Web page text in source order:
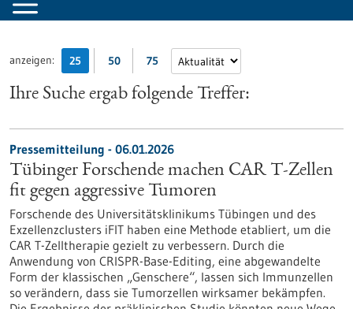
anzeigen: 25 50 75
Ihre Suche ergab folgende Treffer:
Pressemitteilung - 06.01.2026
Tübinger Forschende machen CAR T-Zellen
fit gegen aggressive Tumoren
Forschende des Universitätsklinikums Tübingen und des
Exzellenzclusters iFIT haben eine Methode etabliert, um die
CAR T-Zelltherapie gezielt zu verbessern. Durch die
Anwendung von CRISPR-Base-Editing, eine abgewandelte
Form der klassischen „Genschere“, lassen sich Immunzellen
so verändern, dass sie Tumorzellen wirksamer bekämpfen.